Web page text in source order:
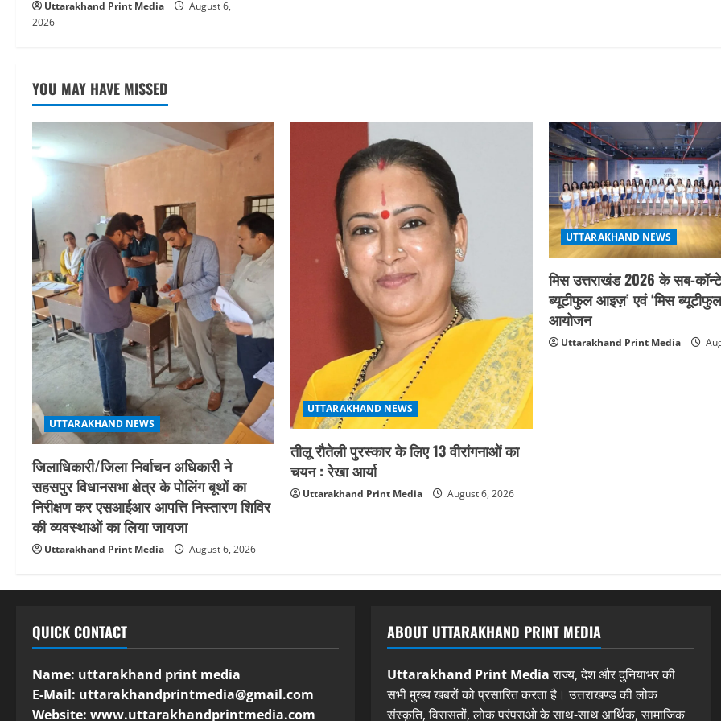
Uttarakhand Print Media
August 6,
2026
YOU MAY HAVE MISSED
UTTARAKHAND NEWS
जिलाधिकारी/जिला निर्वाचन अधिकारी ने
सहसपुर विधानसभा क्षेत्र के पोलिंग बूथों का
निरीक्षण कर एसआईआर आपत्ति निस्तारण शिविर
की व्यवस्थाओं का लिया जायजा
Uttarakhand Print Media August 6, 2026
UTTARAKHAND NEWS
तीलू रौतेली पुरस्कार के लिए 13 वीरांगनाओं का
चयन : रेखा आर्या
Uttarakhand Print Media August 6, 2026
UTTARAKHAND NEWS
मिस उत्तराखंड 2026 के सब-
ब्यूटीफुल आइज़’ एवं ‘मिस
आयोजन
Uttarakhand Print Media
QUICK CONTACT
Name: uttarakhand print media
E-Mail: uttarakhandprintmedia@gmail.com
Website: www.uttarakhandprintmedia.com
ABOUT UTTARAKHAND PRINT MEDIA
Uttarakhand Print Mediaराज्य, देश और दुनियाभर की
सभी मुख्य खबरों को प्रसारित करता है। उत्तराखण्ड की लोक
संस्कृति, विरासतों, लोक परंपराओ के साथ-साथ आर्थिक, सामाजिक